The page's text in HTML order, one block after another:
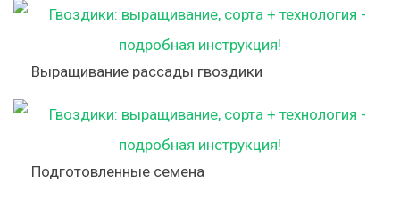
Выращивание рассады гвоздики
Подготовленные семена